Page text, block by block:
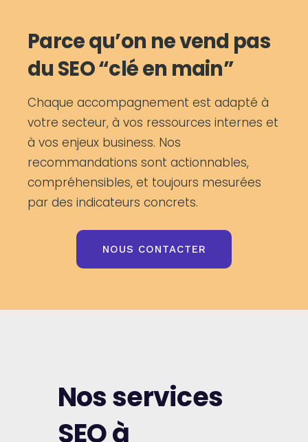
Parce qu’on ne vend pas
du SEO “clé en main”
Chaque accompagnement est adapté à
votre secteur, à vos ressources internes et
à vos enjeux business. Nos
recommandations sont actionnables,
compréhensibles, et toujours mesurées
par des indicateurs concrets.
NOUS CONTACTER
Nos services
SEO à